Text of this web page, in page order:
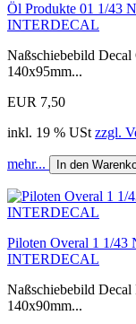
Öl Produkte 01 1/43
INTERDECAL
Naßschiebebild
140x95mm...
EUR 7,50
inkl. 19 % USt zzgl.
mehr... In den
Piloten Overal 1 1/43
INTERDECAL
Naßschiebebild
140x90mm...